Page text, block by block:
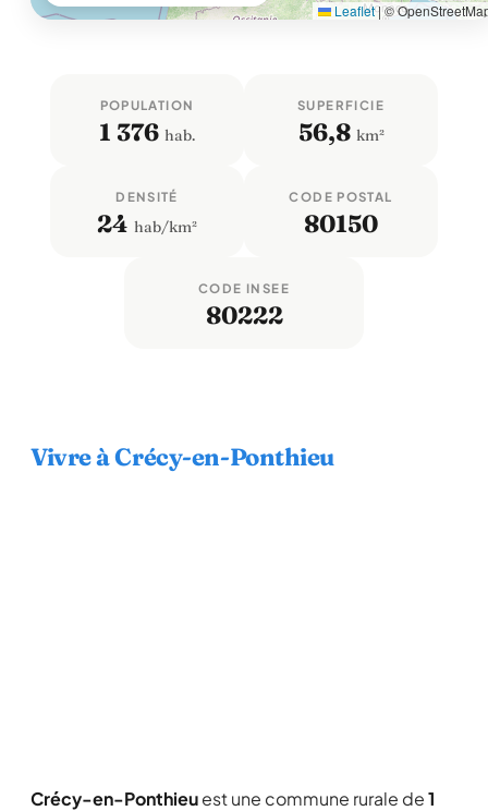
Leaflet|©
POPULATION
1 376 hab.
SUPERFICIE
56,8 km²
DENSITÉ
24 hab/km²
CODE POSTAL
80150
CODE INSEE
80222
Vivre à Crécy-en-Ponthieu
Crécy-en-Ponthieuest une commune rurale de1